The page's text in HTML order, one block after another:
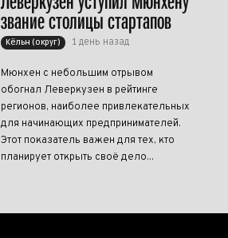
звание столицы стартапов
Кёльн (округ) 1 день назад
Мюнхен с небольшим отрывом
обогнал Леверкузен в рейтинге
регионов, наиболее привлекательных
для начинающих предпринимателей.
Этот показатель важен для тех, кто
планирует открыть своё дело...